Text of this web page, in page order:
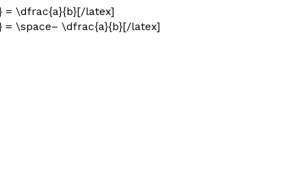
= \dfrac{a}{b}[/latex]
= \space– \dfrac{a}{b}[/latex]